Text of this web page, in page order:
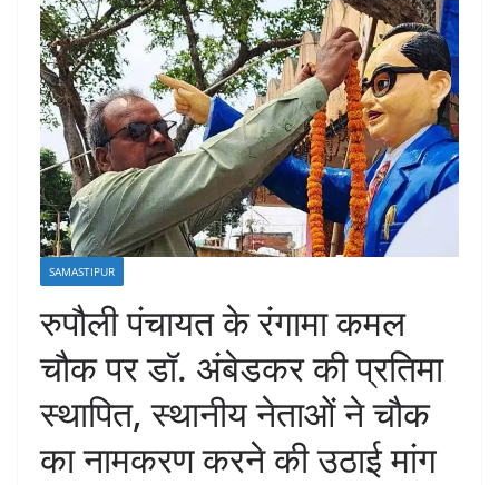
SAMASTIPUR
रुपौली पंचायत के रंगामा कमल
चौक पर डॉ. अंबेडकर की प्रतिमा
स्थापित, स्थानीय नेताओं ने चौक
का नामकरण करने की उठाई मांग